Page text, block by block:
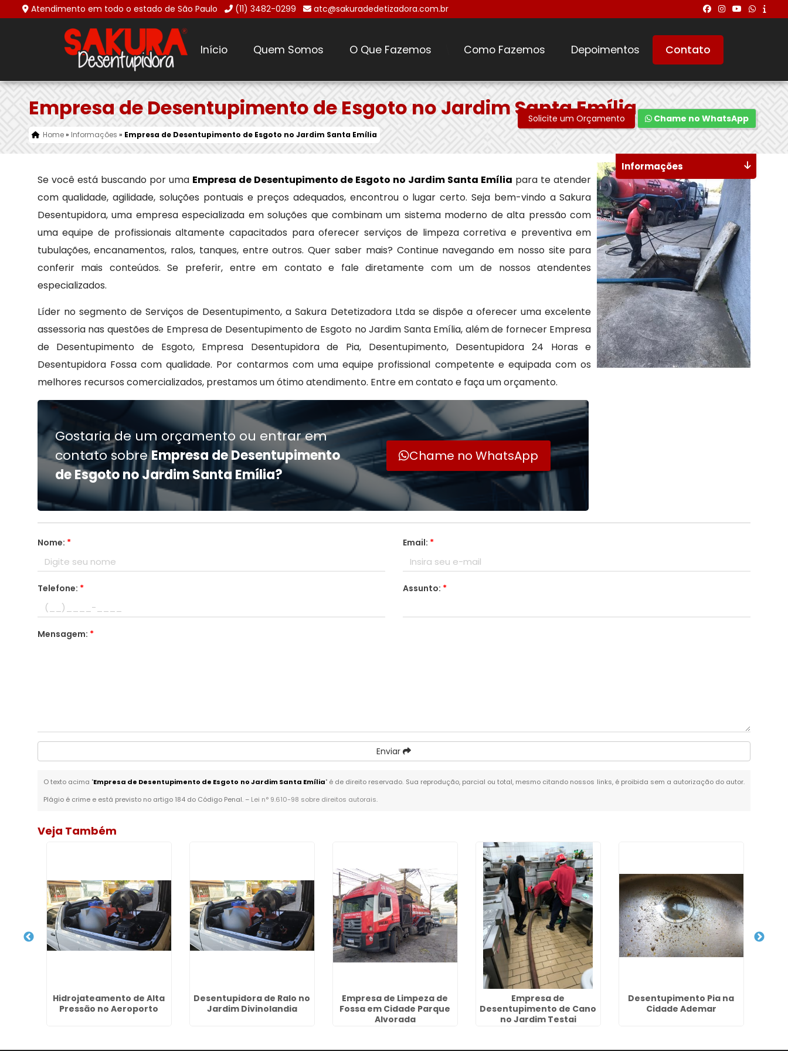
Atendimento em todo o estado de São Paulo (11) 3482-0299 atc@sakuradedetizadora.com.br
Início Quem Somos O Que Fazemos Como Fazemos Depoimentos Contato
Empresa de Desentupimento de Esgoto no Jardim Santa Emília
Home» Informações » Empresa de Desentupimento de Esgoto no Jardim Santa Emília
Solicite um Orçamento Chame no WhatsApp
Se você está buscando por uma Empresa de Desentupimento de Esgoto no Jardim Santa Emília para te atender
com qualidade, agilidade, soluções pontuais e preços adequados, encontrou o lugar certo. Seja bem-vindo a Sakura
Desentupidora, uma empresa especializada em soluções que combinam um sistema moderno de alta pressão com
uma equipe de profissionais altamente capacitados para oferecer serviços de limpeza corretiva e preventiva em
tubulações, encanamentos, ralos, tanques, entre outros. Quer saber mais? Continue navegando em nosso site para
conferir mais conteúdos. Se preferir, entre em contato e fale diretamente com um de nossos atendentes
especializados.
Líder no segmento de Serviços de Desentupimento, a Sakura Detetizadora Ltda se dispõe a oferecer uma excelente
assessoria nas questões de Empresa de Desentupimento de Esgoto no Jardim Santa Emília, além de fornecer Empresa
de Desentupimento de Esgoto, Empresa Desentupidora de Pia, Desentupimento, Desentupidora 24 Horas e
Desentupidora Fossa com qualidade. Por contarmos com uma equipe profissional competente e equipada com os
melhores recursos comercializados, prestamos um ótimo atendimento. Entre em contato e faça um orçamento.
Gostaria de um orçamento ou entrar em
contato sobreEmpresa de Desentupimento
de Esgoto no Jardim Santa Emília?
Chame no WhatsApp
Nome: * Email: *
Telefone: * Assunto: *
Mensagem: *
Enviar
O texto acima "Empresa de Desentupimento de Esgoto no Jardim Santa Emília" é de direito reservado. Sua reprodução, parcial ou total, mesmo citando nossos links, é proibida sem a autorização do autor.
Plágio é crime e está previsto no artigo 184 do Código Penal. – Lei n° 9.610-98 sobre direitos autorais.
Informações
Veja Também
Hidrojateamento de Alta
Pressão no Aeroporto
Desentupidora de Ralo no
Jardim Divinolandia
Empresa de Limpeza de
Fossa em Cidade Parque
Alvorada
Empresa de
Desentupimento de Cano
no Jardim Testai
Desentupimento Pia na
Cidade Ademar